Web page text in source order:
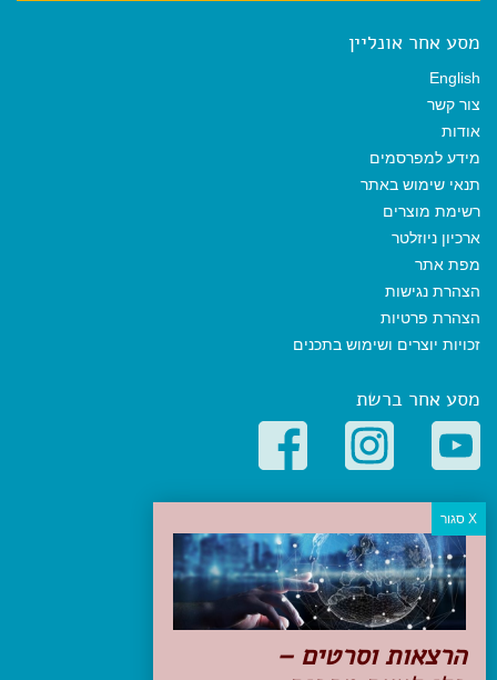
מסע אחר אונליין
English
צור קשר
אודות
מידע למפרסמים
תנאי שימוש באתר
רשימת מוצרים
ארכיון ניוזלטר
מפת אתר
הצהרת נגישות
הצהרת פרטיות
זכויות יוצרים ושימוש בתכנים
מסע אחר ברשת
קטגוריות פופולריות
יעדים
טיולים בישראל
מלונות בוטיק בישראל
טיפים והמלצות
הכנות לנסיעה
הרצאות וסרטים –